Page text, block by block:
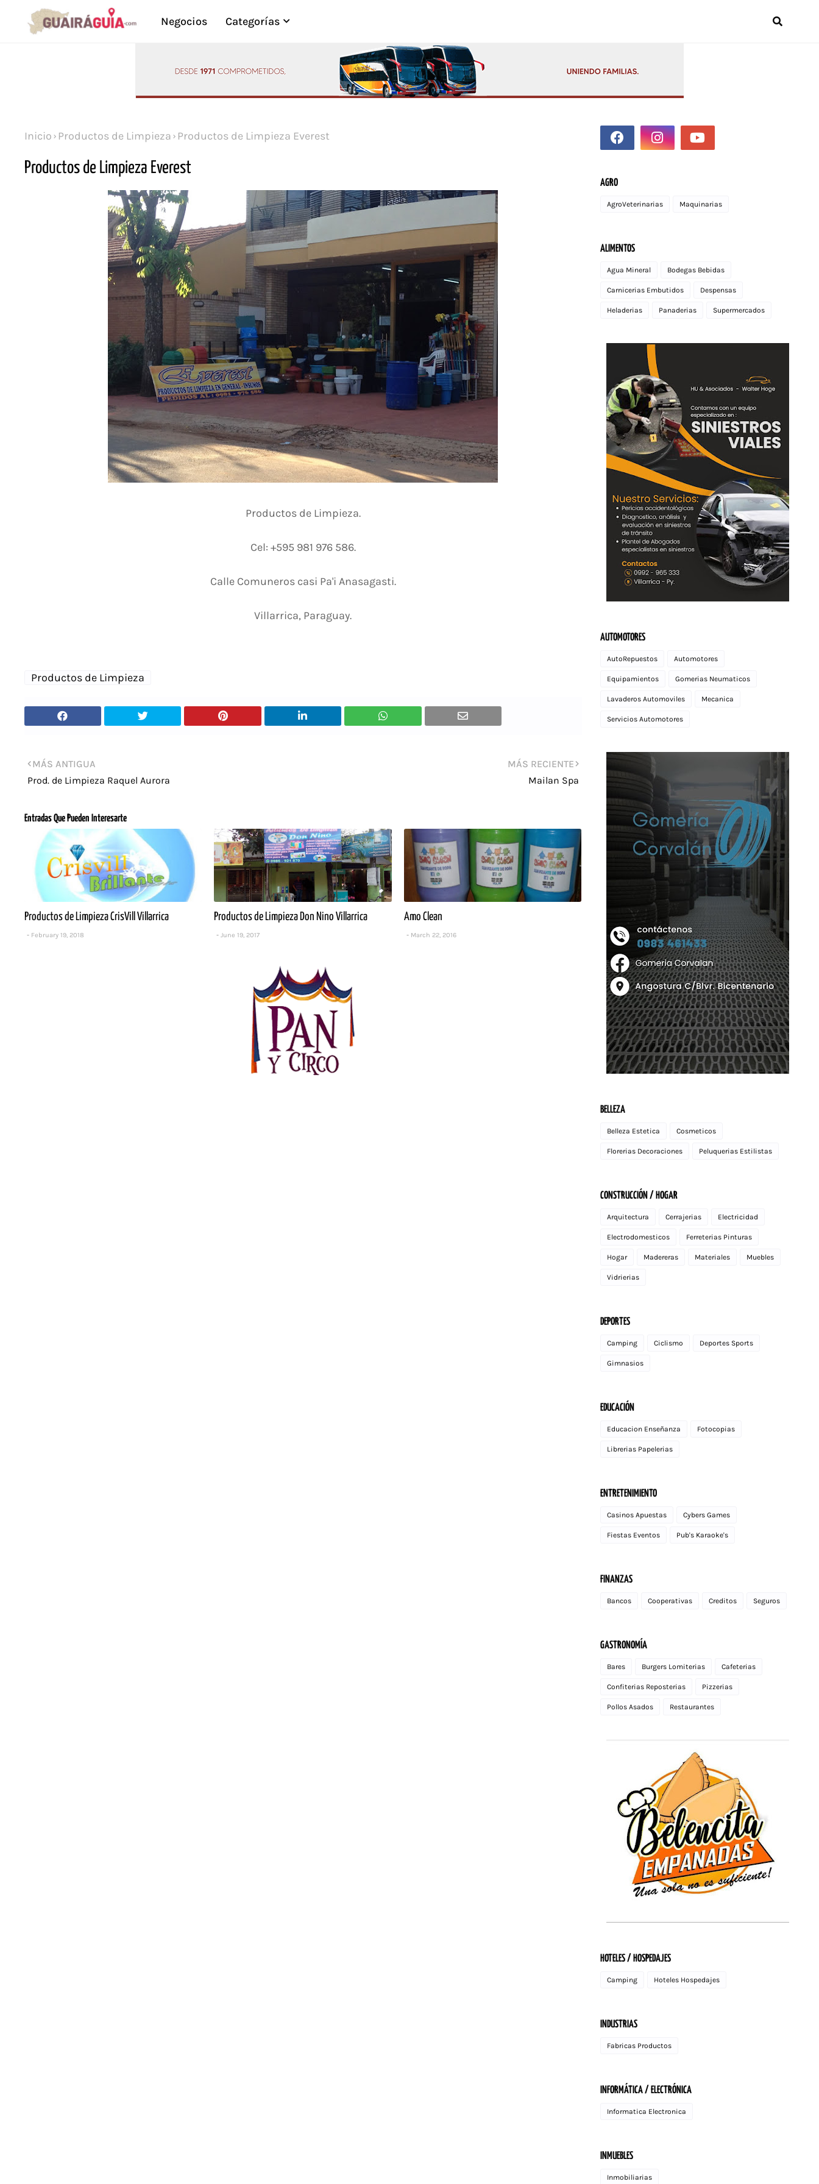
Negocios Categorías
Inicio Productos de Limpieza Productos de Limpieza Everest
Productos de Limpieza Everest
Productos de Limpieza.
Cel: +595 981 976 586.
Calle Comuneros casi Pa'i Anasagasti.
Villarrica, Paraguay.
Productos de Limpieza
MÁS RECIENTE
Mailan Spa
MÁS ANTIGUA
Prod. de Limpieza Raquel Aurora
Entradas Que Pueden Interesarte
Productos de Limpieza CrisVill Villarrica
February 19, 2018
Productos de Limpieza Don Nino Villarrica
June 19, 2017
Amo Clean
March 22, 2016
AGRO
AgroVeterinarias Maquinarias
ALIMENTOS
Agua Mineral Bodegas Bebidas
Carnicerias Embutidos Despensas
Heladerias Panaderias Supermercados
AUTOMOTORES
AutoRepuestos Automotores
Equipamientos Gomerias Neumaticos
Lavaderos Automoviles Mecanica
Servicios Automotores
BELLEZA
Belleza Estetica Cosmeticos
Florerias Decoraciones Peluquerias Estilistas
CONSTRUCCIÓN / HOGAR
Arquitectura Cerrajerias Electricidad
Electrodomesticos Ferreterias Pinturas
Hogar Madereras Materiales Muebles
Vidrierias
DEPORTES
Camping Ciclismo Deportes Sports
Gimnasios
EDUCACIÓN
Educacion Enseñanza Fotocopias
Librerias Papelerias
ENTRETENIMIENTO
Casinos Apuestas Cybers Games
Fiestas Eventos Pub's Karaoke's
FINANZAS
Bancos Cooperativas Creditos Seguros
GASTRONOMÍA
Bares Burgers Lomiterias Cafeterias
Confiterias Reposterias Pizzerias
Pollos Asados Restaurantes
HOTELES / HOSPEDAJES
Camping Hoteles Hospedajes
INDUSTRIAS
Fabricas Productos
INFORMÁTICA / ELECTRÓNICA
Informatica Electronica
INMUEBLES
Inmobiliarias